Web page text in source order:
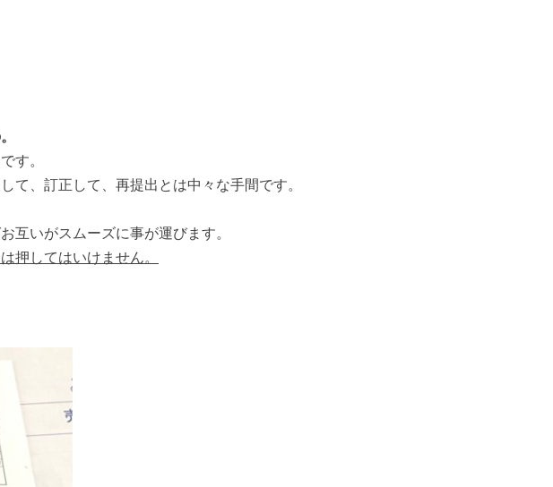
す。
て、訂正して、再提出とは中々な手間です。
互いがスムーズに事が運びます。
押してはいけません。